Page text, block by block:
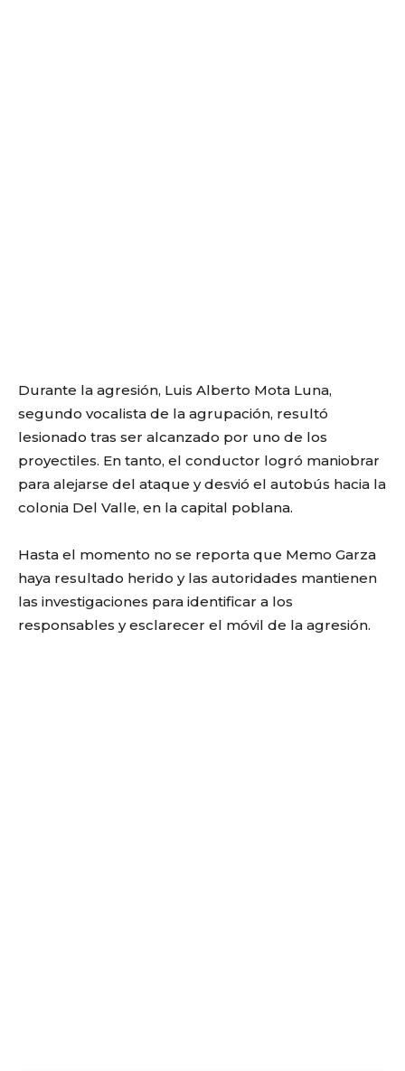
Durante la agresión, Luis Alberto Mota Luna,
segundo vocalista de la agrupación, resultó
lesionado tras ser alcanzado por uno de los
proyectiles. En tanto, el conductor logró maniobrar
para alejarse del ataque y desvió el autobús hacia la
colonia Del Valle, en la capital poblana.
Hasta el momento no se reporta que Memo Garza
haya resultado herido y las autoridades mantienen
las investigaciones para identificar a los
responsables y esclarecer el móvil de la agresión.